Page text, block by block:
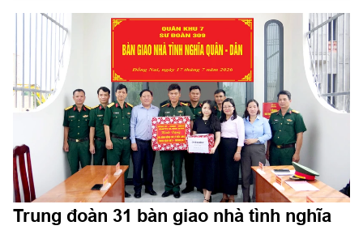
ủy Bộ Chỉ huy Quân sự tỉnh, Phó Trưởng Ban Chỉ đạo 515 tỉnh
Tây Ninh làm Trưởng đoàn; tham gia khảo sát có Đại tá Phạm
Thị Thanh Vân, Phó Giám đốc Phân viện miền Trung, Viện Thiết
kế/Tổng cục Hậu cần - Kỹ thuật cùng cán bộ chuyên môn của
Viện và lực lượng Đội K73.
Trung đoàn 31 bàn giao nhà tình nghĩa